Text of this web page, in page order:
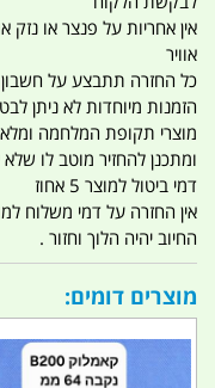
אין אחריות על פנצר או נזק
אוויר
כל החזרה תתבצע על חשבון
הזמנות מיוחדות לא ניתן
מוצרי תקופת המלחמה
ומתכנן להחזיר מוטב לו שלא
דמי ביטול למוצר 5 אחוז
אין החזרה על דמי משלוח
החיוב יהיה הלוך וחזור .
מוצרים דומים: